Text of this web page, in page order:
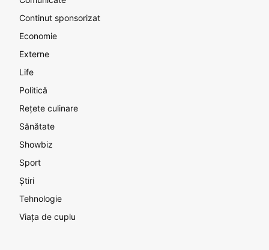
Continut sponsorizat
Economie
Externe
Life
Politică
Rețete culinare
Sănătate
Showbiz
Sport
Știri
Tehnologie
Viața de cuplu